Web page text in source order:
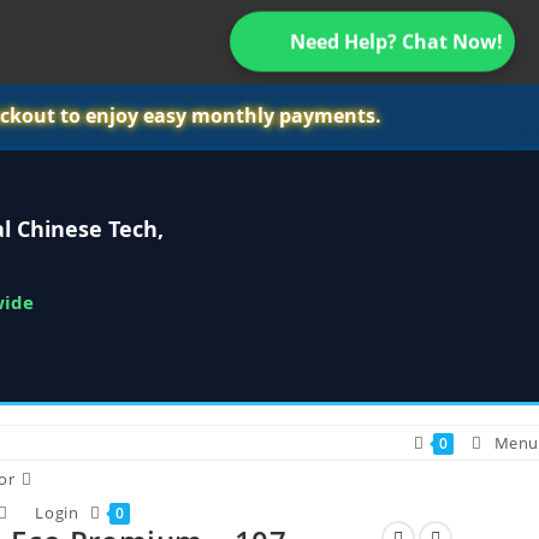
Need Help? Chat Now!
to enjoy easy monthly payments.
Chinese Tech,
Login 0
0 Menu